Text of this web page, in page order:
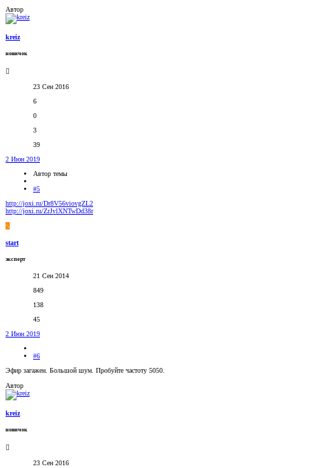
Автор
kreiz
новичок
23 Сен 2016
6
0
3
39
2 Июн 2019
Автор темы
#5
http://joxi.ru/Dr8V56viovgZL2
http://joxi.ru/ZrJvlXNTwDd38r
S
start
эксперт
21 Сен 2014
849
138
45
2 Июн 2019
#6
Эфир загажен. Большой шум. Пробуйте частоту 5050.
Автор
kreiz
новичок
23 Сен 2016